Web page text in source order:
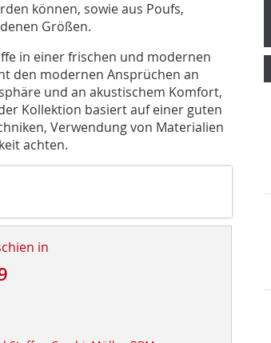
können, sowie aus Poufs,
Größen.
in einer frischen und modernen
den modernen Ansprüchen an
und an akustischem Komfort,
Kollektion basiert auf einer guten
Verwendung von Materialien
achten.
in